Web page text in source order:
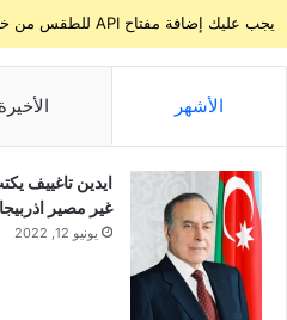
يجب عليك إضافة مفتاح API للطقس من خلال صفحة إعدادات القالب > الدمج
الأشهر الأخيرة
ايدين تاغييف
غير مصير اذربيجا
يونيو 12, 2022